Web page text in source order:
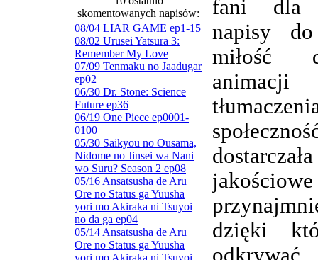
skomentowanych napisów:
08/04 LIAR GAME ep1-15
08/02 Urusei Yatsura 3:
Remember My Love
07/09 Tenmaku no Jaadugar
ep02
06/30 Dr. Stone: Science
Future ep36
06/19 One Piece ep0001-
0100
05/30 Saikyou no Ousama,
Nidome no Jinsei wa Nani
wo Suru? Season 2 ep08
05/16 Ansatsusha de Aru
Ore no Status ga Yuusha
yori mo Akiraka ni Tsuyoi
no da ga ep04
05/14 Ansatsusha de Aru
Ore no Status ga Yuusha
yori mo Akiraka ni Tsuyoi
fani dla
napisy
miłość
dzięki